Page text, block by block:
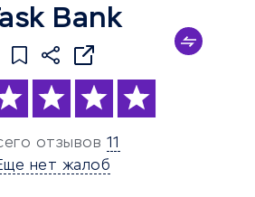
Bank
отзывов 11
нет жалоб